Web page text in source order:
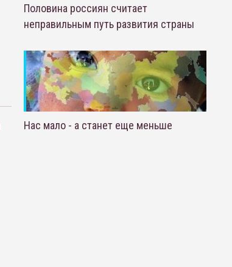
Половина россиян считает
неправильным путь развития страны
Нас мало - а станет еще меньше